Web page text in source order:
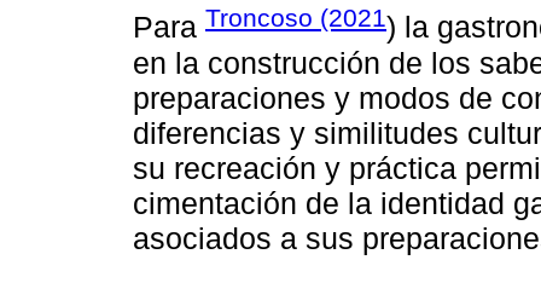
Para Troncoso (2021) la
en la construcción de los
preparaciones y modos de
diferencias y similitudes
su recreación y práctica
cimentación de la identidad
asociados a sus